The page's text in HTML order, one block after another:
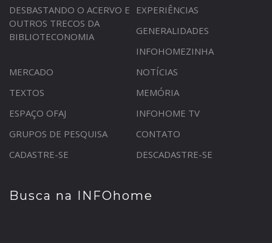
DESBASTANDO O ACERVO E
OUTROS TRECOS DA
BIBLIOTECONOMIA
EXPERIÊNCIAS
GENERALIDADES
INFOHOMEZINHA
MERCADO
NOTÍCIAS
TEXTOS
MEMÓRIA
ESPAÇO OFAJ
INFOHOME TV
GRUPOS DE PESQUISA
CONTATO
CADASTRE-SE
DESCADASTRE-SE
Busca na INFOhome